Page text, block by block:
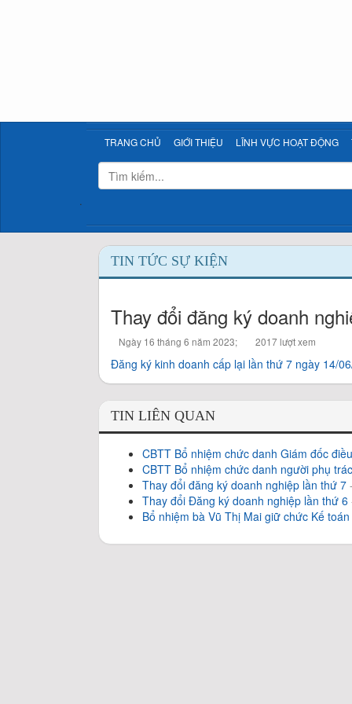
TRANG CHỦ GIỚI THIỆU LĨNH VỰC HOẠT ĐỘNG
TIN TỨC SỰ KIỆN
Thay đổi đăng ký doanh
Ngày 16 tháng 6 năm 2023; 2017 lượt xem
Đăng ký kinh doanh cấp lại lần thứ 7 ngày 14/
TIN LIÊN QUAN
CBTT Bổ nhiệm chức danh Giám đốc
CBTT Bổ nhiệm chức danh người phụ
Thay đổi đăng ký doanh nghiệp lần thứ 7
Thay đổi Đăng ký doanh nghiệp lần thứ 6
Bổ nhiệm bà Vũ Thị Mai giữ chức Kế